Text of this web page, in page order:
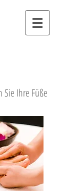
Sie Ihre Füße